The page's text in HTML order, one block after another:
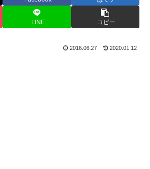
LINE コピー
2016.06.27 2020.01.12